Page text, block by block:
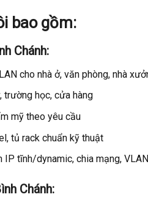
bao gồm:
Chánh:
cho nhà ở, văn phòng, nhà
trường học, cửa hàng
mỹ theo yêu cầu
tủ rack chuẩn kỹ thuật
tĩnh/dynamic, chia mạng,
Chánh: